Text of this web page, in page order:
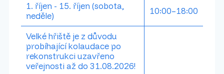
1. říjen - 15. říjen (sobota,
neděle)
10:00–⁠⁠⁠⁠⁠⁠18:00
Velké hřiště je z důvodu
probíhající kolaudace po
rekonstrukci uzavřeno
veřejnosti až do 31.08.2026!